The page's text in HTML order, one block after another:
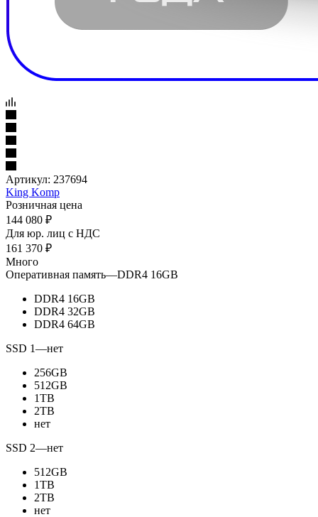
Артикул: 237694
King Komp
Розничная цена
144 080 ₽
Для юр. лиц c НДС
161 370 ₽
Много
Оперативная память—DDR4 16GB
DDR4 16GB
DDR4 32GB
DDR4 64GB
SSD 1—нет
256GB
512GB
1TB
2TB
нет
SSD 2—нет
512GB
1TB
2TB
нет